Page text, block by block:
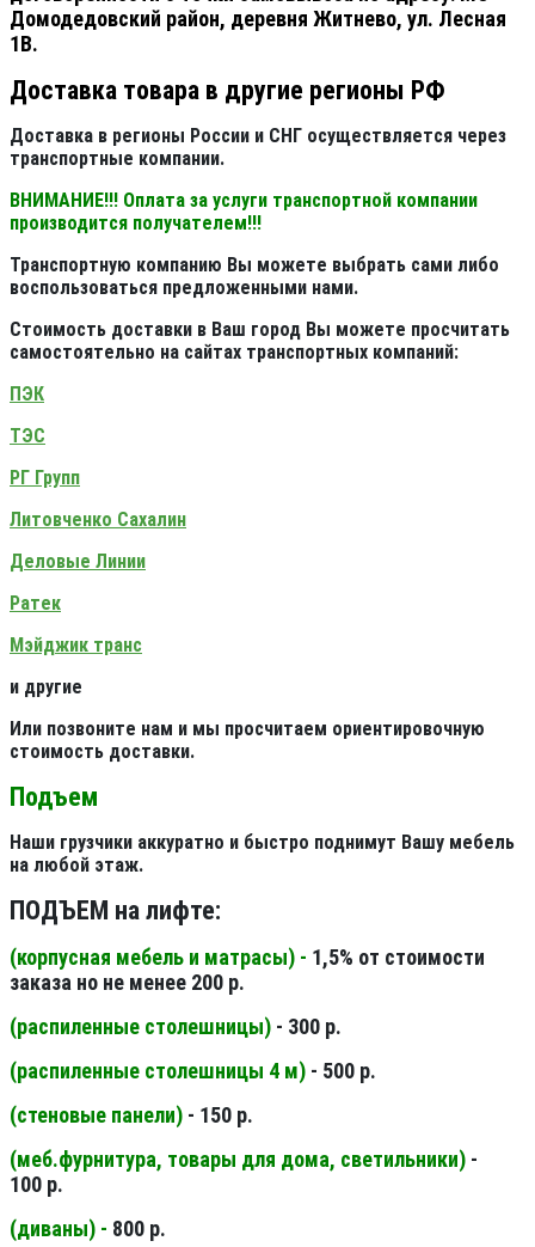
Домодедовский район, деревня Житнево, ул. Лесная
1В.
Доставка товара в другие регионы РФ
Доставка в регионы России и СНГ осуществляется через
транспортные компании.
ВНИМАНИЕ!!! Оплата за услуги транспортной компании
производится получателем!!!
Транспортную компанию Вы можете выбрать сами либо
воспользоваться предложенными нами.
Стоимость доставки в Ваш город Вы можете просчитать
самостоятельно на сайтах транспортных компаний:
ПЭК
ТЭС
РГ Групп
Литовченко Сахалин
Деловые Линии
Ратек
Мэйджик транс
и другие
Или позвоните нам и мы просчитаем ориентировочную
стоимость доставки.
Подъем
Наши грузчики аккуратно и быстро поднимут Вашу мебель
на любой этаж.
ПОДЪЕМ на лифте:
(корпусная мебель и матрасы) - 1,5% от стоимости
заказа но не менее 200 р.
(распиленные столешницы) - 300 р.
(распиленные столешницы 4 м) - 500 р.
(стеновые панели) - 150 р.
(меб.фурнитура, товары для дома, светильники) -
100 р.
(диваны) - 800 р.